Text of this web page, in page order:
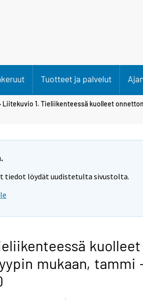
Tuotteet ja palvelut
Liitekuvio 1. Tieliikenteessä kuolleet
tiedot löydät uudistetulta sivustolta.
kuolleet
mukaan, tammi